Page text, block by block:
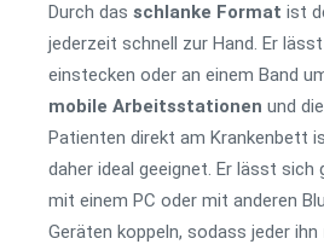
Durch das schlanke Format ist
jederzeit schnell zur Hand. Er
einstecken oder an einem Band
mobile Arbeitsstationen und
Patienten direkt am Krankenbett
daher ideal geeignet. Er lässt sich
mit einem PC oder mit anderen
Geräten koppeln, sodass jeder ihn